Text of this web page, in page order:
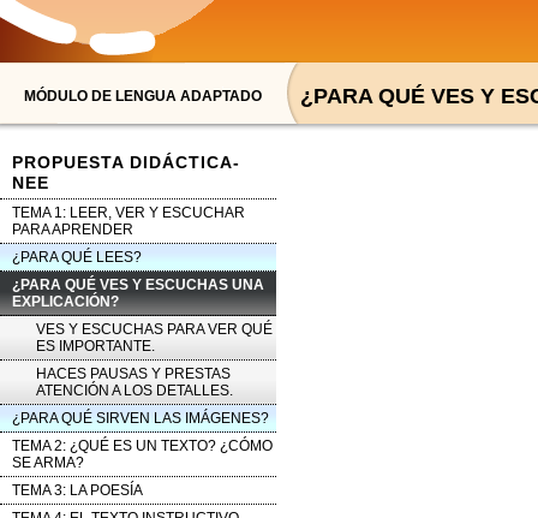
MÓDULO DE LENGUA ADAPTADO
PROPUESTA DIDÁCTICA-
NEE
TEMA 1: LEER, VER Y ESCUCHAR
PARA APRENDER
¿PARA QUÉ LEES?
¿PARA QUÉ VES Y ESCUCHAS UNA
EXPLICACIÓN?
VES Y ESCUCHAS PARA VER QUÉ
ES IMPORTANTE.
HACES PAUSAS Y PRESTAS
ATENCIÓN A LOS DETALLES.
¿PARA QUÉ SIRVEN LAS IMÁGENES?
TEMA 2: ¿QUÉ ES UN TEXTO? ¿CÓMO
SE ARMA?
TEMA 3: LA POESÍA
¿PARA QUÉ VES Y